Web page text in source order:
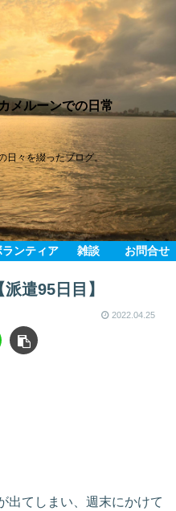
メルーンでの日常
日々を綴ったブログ。
ランティア 雑談 お問合せ
遣95日目】
2022.04.25
出てしまい、週末にかけて